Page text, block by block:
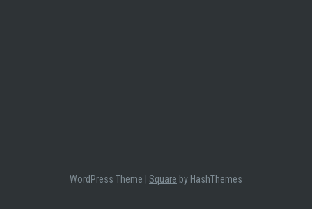
WordPress Theme Square by HashThemes